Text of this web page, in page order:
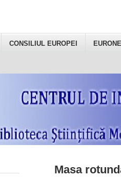
CONSILIUL EUROPEI
Masa